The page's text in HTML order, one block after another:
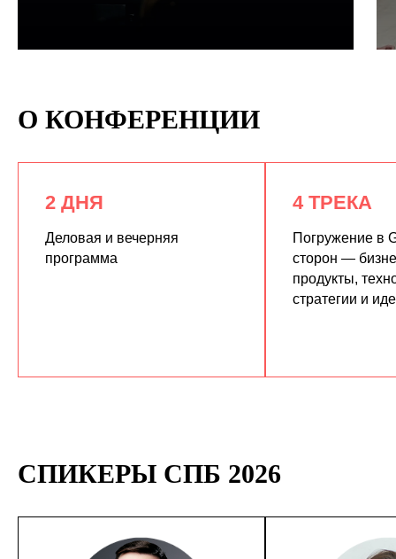
О КОНФЕРЕНЦИИ
2 ДНЯ
Деловая и вечерняя
программа
4 ТРЕКА
Погружение в
сторон —
продукты,
стратегии и
СПИКЕРЫ СПБ 2026